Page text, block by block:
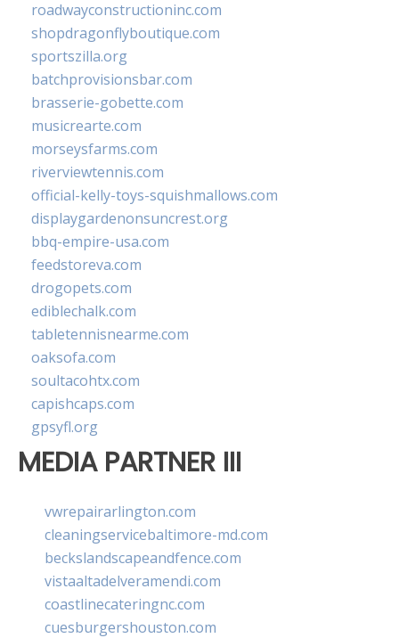
roadwayconstructioninc.com
shopdragonflyboutique.com
sportszilla.org
batchprovisionsbar.com
brasserie-gobette.com
musicrearte.com
morseysfarms.com
riverviewtennis.com
official-kelly-toys-squishmallows.com
displaygardenonsuncrest.org
bbq-empire-usa.com
feedstoreva.com
drogopets.com
ediblechalk.com
tabletennisnearme.com
oaksofa.com
soultacohtx.com
capishcaps.com
gpsyfl.org
MEDIA PARTNER III
vwrepairarlington.com
cleaningservicebaltimore-md.com
beckslandscapeandfence.com
vistaaltadelveramendi.com
coastlinecateringnc.com
cuesburgershouston.com